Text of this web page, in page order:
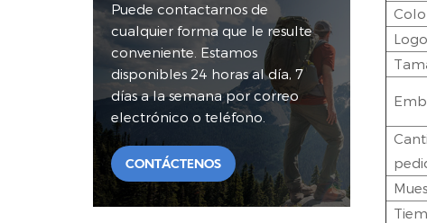
Puede contactarnos de
cualquier forma que le resulte
conveniente. Estamos
disponibles 24 horas al día, 7
días a la semana por correo
electrónico o teléfono.
CONTÁCTENOS